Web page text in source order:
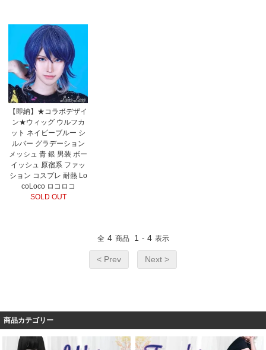
【即納】★コラボデザイ
ン★ウィッグ ウルフカ
ット ネイビーブルー シ
ルバー グラデーション
メッシュ 青 銀 男装 ボー
イッシュ 原宿系 ファッ
ション コスプレ 耐熱 Lo
coLoco ロコロコ
SOLD OUT
全 4 商品 1 - 4 表示
< Prev Next >
商品カテゴリー